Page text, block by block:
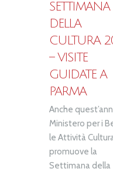
SETTIMANA
DELLA
CULTURA
– VISITE
GUIDATE A
PARMA
Anche
Ministero per i
le Attività
promuove la
Settimana della